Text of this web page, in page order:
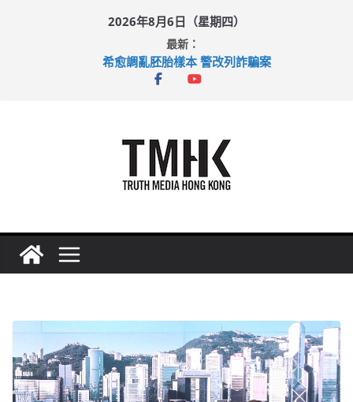
2026年8月6日（星期四）
最新：
希愈調亂胚胎樣本 警改列詐騙案
足球盛會次場激戰 祖雲達斯挫車路士